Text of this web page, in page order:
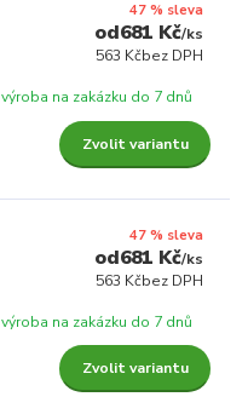
47 % sleva
681 Kč/ks
563 Kčbez DPH
výroba na zakázku do 7 dnů
Zvolit variantu
47 % sleva
681 Kč/ks
563 Kčbez DPH
výroba na zakázku do 7 dnů
Zvolit variantu